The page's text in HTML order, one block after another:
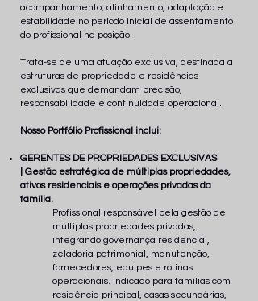
acompanhamento, alinhamento, adaptação e
estabilidade no período inicial de assentamento
do profissional na posição.
Trata-se de uma atuação exclusiva, destinada a
estruturas de propriedade e residências
exclusivas que demandam precisão,
responsabilidade e continuidade operacional.
Nosso Portfólio Profissional inclui:
GERENTES DE PROPRIEDADES EXCLUSIVAS
| Gestão estratégica de múltiplas propriedades,
ativos residenciais e operações privadas da
família.
Profissional responsável pela gestão de
múltiplas propriedades privadas,
integrando governança residencial,
zeladoria patrimonial, manutenção,
fornecedores, equipes e rotinas
operacionais. Indicado para famílias com
residência principal, casas secundárias,